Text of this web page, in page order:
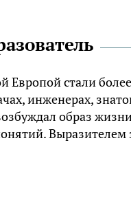
Европой стали
инженерах,
образ